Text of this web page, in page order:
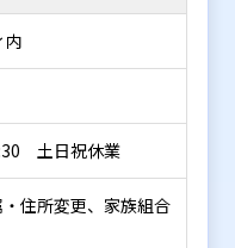
内
土日祝休業
住所変更、家族組合